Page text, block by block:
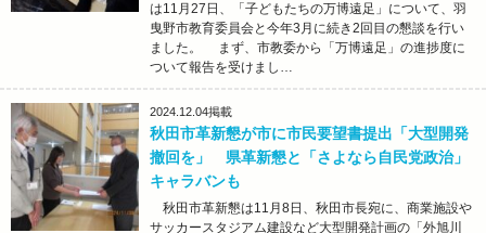
は11月27日、「子どもたちの万博遠足」について、羽
曳野市教育委員会と今年3月に続き2回目の懇談を行い
ました。 まず、市教委から「万博遠足」の進捗度に
ついて報告を受けまし…
2024.12.04掲載
秋田市革新懇が市に市民要望書提出「大型開発
撤回を」 県革新懇と「さよなら自民党政治」
キャラバンも
秋田市革新懇は11月8日、秋田市長宛に、商業施設や
サッカースタジアム建設など大型開発計画の「外旭川